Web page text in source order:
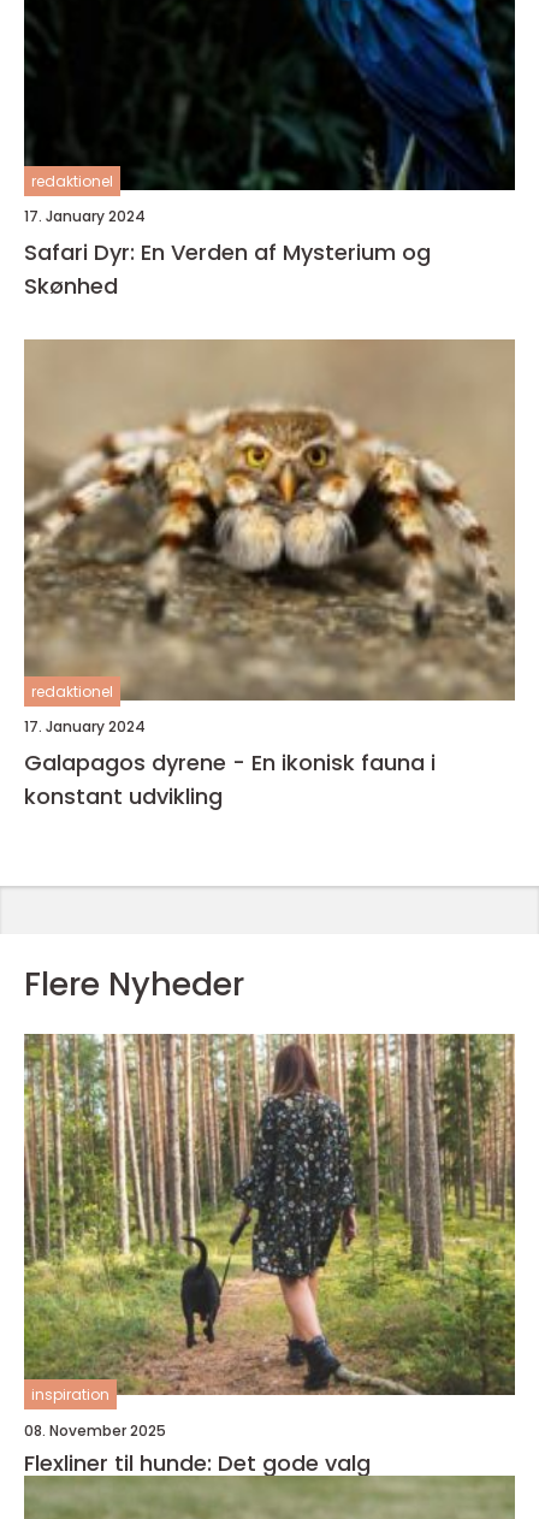
redaktionel
17. January 2024
Safari Dyr: En Verden af Mysterium og
Skønhed
redaktionel
17. January 2024
Galapagos dyrene - En ikonisk fauna i
konstant udvikling
Flere Nyheder
inspiration
08. November 2025
Flexliner til hunde: Det gode valg